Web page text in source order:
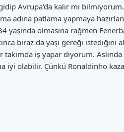
Avrupa'da kalır mı
adına patlama yapmaya
yaşında olmasına rağmen
biraz da yaşı gereği istediğini
iş yapar diyorum.
iyi olabilir. Çünkü Ronaldinho